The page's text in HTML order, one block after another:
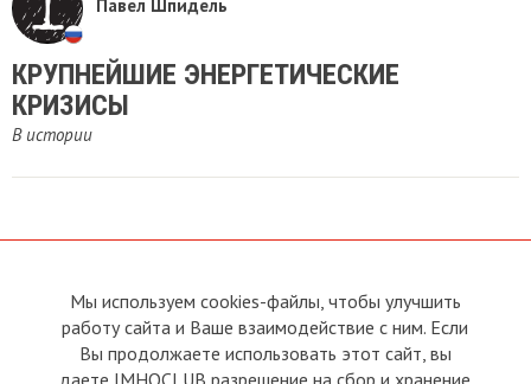
Павел Шпидель
КРУПНЕЙШИЕ ЭНЕРГЕТИЧЕСКИЕ
КРИЗИСЫ
В истории
О сайте
Условия пользования
Прямая связь с
Председателем
Прямая связь c членами клуба
Мы используем cookies-файлы, чтобы улучшить
работу сайта и Ваше взаимодействие с ним. Если
Вы продолжаете использовать этот сайт, вы
даете IMHOCLUB разрешение на сбор и хранение